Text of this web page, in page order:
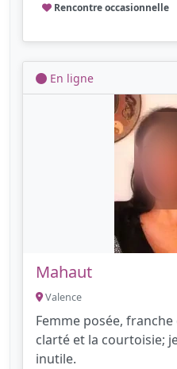
Rencontre occasionnelle
En ligne
Mahaut
Valence
Femme posée, franche
clarté et la courtoisie;
inutile.